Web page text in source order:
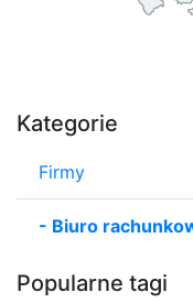
Kategorie
Firmy
- Biuro
Popularne tagi